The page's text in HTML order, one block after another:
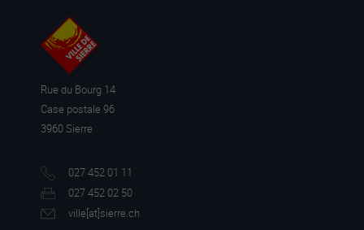
Rue du Bourg 14
Case postale 96
3960 Sierre
027 452 01 11
027 452 02 50
ville[at]sierre.ch